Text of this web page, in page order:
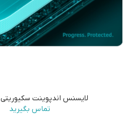
لایسنس اندپوینت سکیوریتی 20 کاربره
تماس بگیرید